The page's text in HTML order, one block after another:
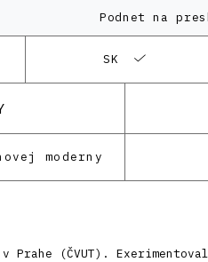
Podnet na
SK
moderny
(ČVUT).